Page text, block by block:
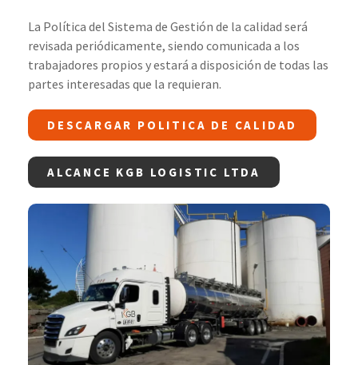
La Política del Sistema de Gestión de la calidad será
revisada periódicamente, siendo comunicada a los
trabajadores propios y estará a disposición de todas las
partes interesadas que la requieran.
DESCARGAR POLITICA DE CALIDAD
ALCANCE KGB LOGISTIC LTDA